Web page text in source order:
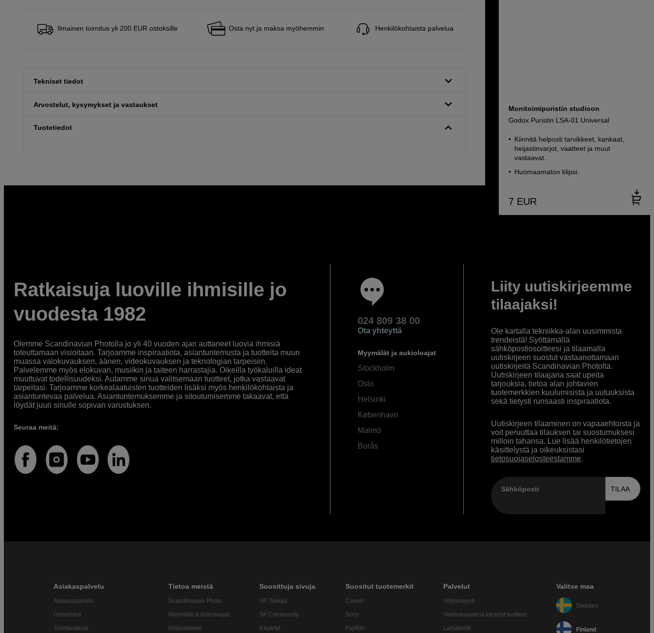
Ilmainen toimitus yli 200 EUR ostoksille Osta nyt ja maksa myöhemmin Henkilökohtaista palvelua
Tekniset tiedot
Arvostelut, kysymykset ja vastaukset
Tuotetiedot
Monitoimipuristin studioon
Godox Puristin LSA-01 Universal
Kiinnitä helposti tarvikkeet, kankaat,
heijastinvarjot, vaatteet ja muut
vastaavat.
Huomaamaton klipsi.
7 EUR
Ratkaisuja luoville ihmisille jo
vuodesta 1982
Olemme Scandinavian Photolla jo yli 40 vuoden ajan auttaneet luovia ihmisiä
toteuttamaan visioitaan. Tarjoamme inspiraatiota, asiantuntemusta ja tuotteita muun
muassa valokuvauksen, äänen, videokuvauksen ja teknologian tarpeisiin.
Palvelemme myös elokuvan, musiikin ja taiteen harrastajia. Oikeilla työkaluilla ideat
muuttuvat todellisuudeksi. Autamme sinua valitsemaan tuotteet, jotka vastaavat
tarpeitasi. Tarjoamme korkealaatuisten tuotteiden lisäksi myös henkilökohtaista ja
asiantuntevaa palvelua. Asiantuntemuksemme ja sitoutumisemme takaavat, että
löydät juuri sinulle sopivan varustuksen.
Seuraa meitä:
024 809 38 00
Ota yhteyttä
Myymälät ja aukioloajat
Stockholm
Oslo
Helsinki
København
Malmö
Borås
Liity uutiskirjeemme
tilaajaksi!
Ole kartalla tekniikka-alan uusimmista
trendeistä! Syöttämällä
sähköpostiosoitteesi ja tilaamalla
uutiskirjeen suostut vastaanottamaan
uutiskirjeitä Scandinavian Photolta.
Uutiskirjeen tilaajana saat upeita
tarjouksia, tietoa alan johtavien
tuotemerkkien kuulumisista ja uutuuksista
sekä tietysti runsaasti inspiraatiota.
Uutiskirjeen tilaaminen on vapaaehtoista ja
voit peruuttaa tilauksen tai suostumuksesi
milloin tahansa. Lue lisää henkilötietojen
käsittelystä ja oikeuksistasi
tietosuojaselosteestamme.
Sähköposti TILAA
Asiakaspalvelu
Asiakaspalvelu
Ostoehdot
Toimitustavat
Tietoa meistä
Scandinavian Photo
Myymälät & Aukioloajat
Historiamme
Suosittuja sivuja
SP Tykkää
SP Community
Käytetyt
Suositut tuotemerkit
Canon
Sony
Fujifilm
Palvelut
Yritysmyynti
Vaihtokaupat ja käytetyt tuotteet
Lahjakortti
Valitse maa
Sweden
Finland